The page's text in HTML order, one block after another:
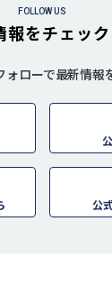
FOLLOW US
報をチェック
ローで最新情報
公